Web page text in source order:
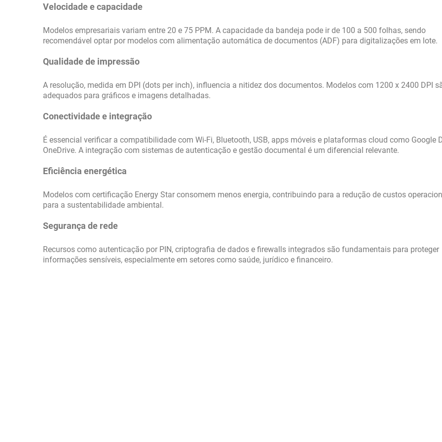
Velocidade e capacidade
Modelos empresariais variam entre 20 e 75 PPM. A capacidade da bandeja pode ir de 100 a 500 folhas, sendo
recomendável optar por modelos com alimentação automática de documentos (ADF) para digitalizações em lote.
Qualidade de impressão
A resolução, medida em DPI (dots per inch), influencia a nitidez dos documentos. Modelos com 1200 x 2400 DPI
adequados para gráficos e imagens detalhadas.
Conectividade e integração
É essencial verificar a compatibilidade com Wi-Fi, Bluetooth, USB, apps móveis e plataformas cloud como Google
OneDrive. A integração com sistemas de autenticação e gestão documental é um diferencial relevante.
Eficiência energética
Modelos com certificação Energy Star consomem menos energia, contribuindo para a redução de custos
para a sustentabilidade ambiental.
Segurança de rede
Recursos como autenticação por PIN, criptografia de dados e firewalls integrados são fundamentais para proteger
informações sensíveis, especialmente em setores como saúde, jurídico e financeiro.